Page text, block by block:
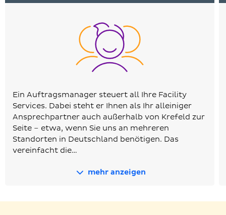
Ein Auftragsmanager steuert all Ihre Facility
Services. Dabei steht er Ihnen als Ihr alleiniger
Ansprechpartner auch außerhalb von Krefeld zur
Seite – etwa, wenn Sie uns an mehreren
Standorten in Deutschland benötigen. Das
vereinfacht die…
mehr anzeigen